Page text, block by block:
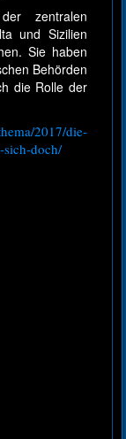
zentralen
und Sizilien
Sie haben
Behörden
die Rolle der
2017/die-
sich-doch/